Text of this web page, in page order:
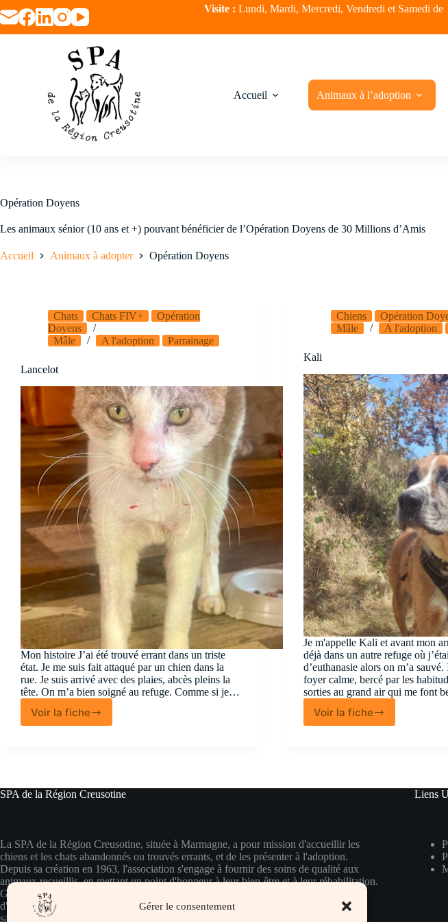
Gérer le consentement
au
contenu
Visite : Lundi, Mardi, Mercredi, Vendredi et Samedi de
Accueil Animaux à l’adoption
Opération Doyens
Les animaux sénior (10 ans et +) pouvant bénéficier de l’Opération Doyens de 30 Millions d’Amis
Accueil Animaux à adopter Opération Doyens
Chats Chats FIV+
Opération
Doyens
Mâle
A l'adoption Parrainage
Lancelot
Mon histoire J’ai été trouvé errant dans un triste
état. Je me suis fait attaqué par un chien dans la
rue. Je suis arrivé avec des plaies, abcès pleins la
tête. On m’a bien soigné au refuge. Comme si je…
Voir la fiche
Lancelot
Chiens
Opération
Mâle
A l'adoption
Kali
Je m'appelle Kali et avant mon
déjà dans un autre refuge où
d’euthanasie alors on m’a
foyer calme, bercé par les
sorties au grand air qui me font
Voir la fiche
Kali
SPA de la Région Creusotine
La SPA de la Région Creusotine, située à Marmagne, a pour mission d'accueillir les
chiens et les chats abandonnés ou trouvés errants, et de les présenter à l'adoption.
Depuis sa création en 1963, l'association s'engage à fournir des soins de qualité aux
animaux recueillis, en mettant un point d'honneur à leur bien-être et à leur réhabilitation.
Grâce à une équipe dévouée et à des installations adaptées, chaque animal bénéficie
d'une attention particulière et de soins vétérinaires appropriés, garantissant ainsi leur
santé et leur bonheur.
Liens